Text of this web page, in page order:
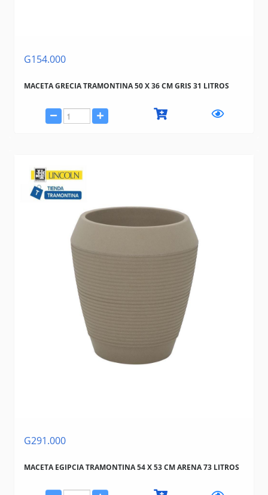
G154.000
MACETA GRECIA TRAMONTINA 50 X 36 CM GRIS 31 LITROS
G291.000
MACETA EGIPCIA TRAMONTINA 54 X 53 CM ARENA 73 LITROS